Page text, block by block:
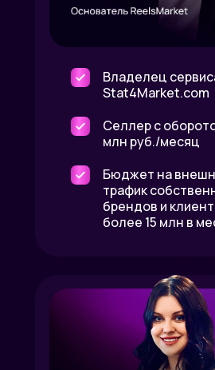
Владелец
Stat4Market.com
Селлер с
млн руб./месяц
Бюджет на
трафик
брендов и
более 15 млн в